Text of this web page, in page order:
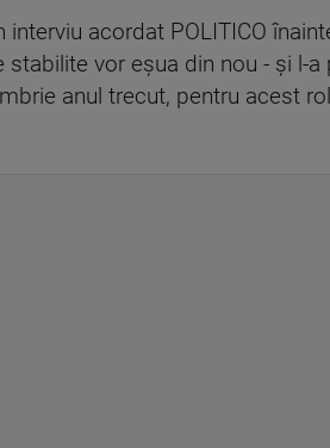
acordat POLITICO
vor eşua din nou - şi l-
anul trecut, pentru acest